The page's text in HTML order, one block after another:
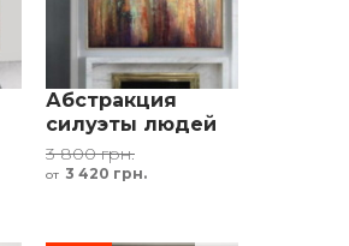
Абстракция
силуэты людей
желтый красный
зеленый
3 800 грн.
от 3 420 грн.